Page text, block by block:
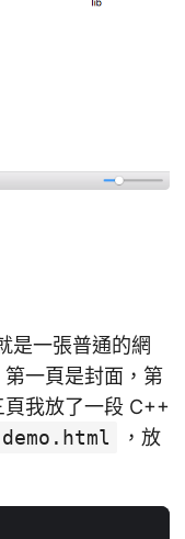
是一張普通的網
一頁是封面，第
我放了一段 C++
demo.html
，放